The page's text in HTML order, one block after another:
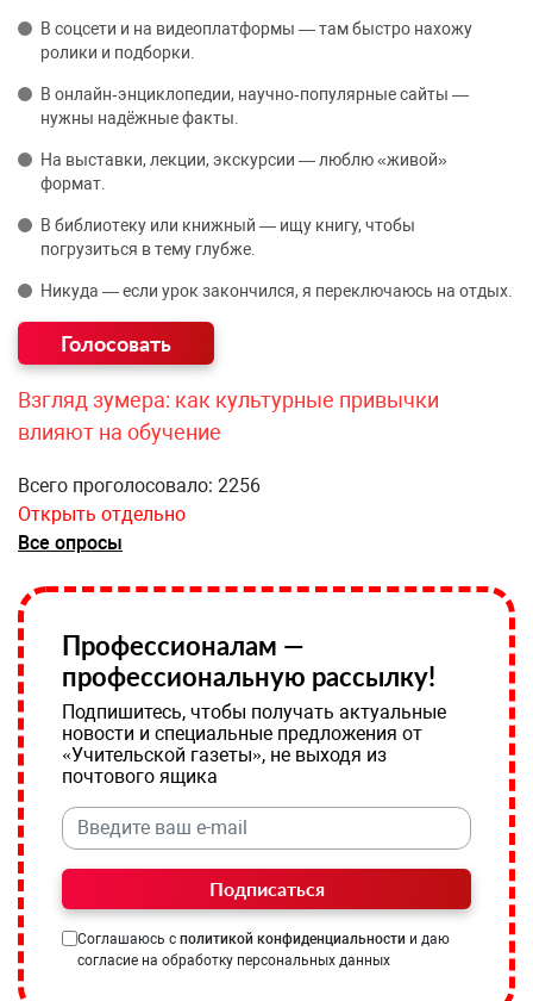
В соцсети и на видеоплатформы — там быстро нахожу
ролики и подборки.
В онлайн‑энциклопедии, научно‑популярные сайты —
нужны надёжные факты.
На выставки, лекции, экскурсии — люблю «живой»
формат.
В библиотеку или книжный — ищу книгу, чтобы
погрузиться в тему глубже.
Никуда — если урок закончился, я переключаюсь на отдых.
Взгляд зумера: как культурные привычки
влияют на обучение
Всего проголосовало: 2256
Открыть отдельно
Все опросы
Профессионалам —
профессиональную рассылку!
Подпишитесь, чтобы получать актуальные
новости и специальные предложения от
«Учительской газеты», не выходя из
почтового ящика
Подписаться
Соглашаюсь с политикой конфиденциальности и даю
согласие на обработку персональных данных